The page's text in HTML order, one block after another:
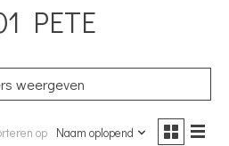
PETE
weergeven
op Naam oplopend